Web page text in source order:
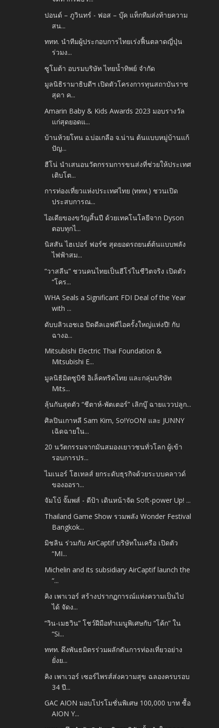
ปอนด์ – ภูวินทร์ - ฟอส – บุ๊ค แท็กทีมส่งท้ายความ
สน...
ททท. นำทีมผู้ประกอบการไทยเร่งฟื้นตลาดญี่ปุ่น
ร่วมง...
ซูโมต้า อบรมบริษัท ไทยน้ำทิพย์ จำกัด
มูลนิธิรามาธิบดีฯ เปิดตัวโครงการทุนสถาบันราช
สุดา ค...
Amarin Baby & Kids Awards 2023 มอบรางวัล
แก่สุดยอดแ...
บ้านห้วยโทน อ.บ่อเกลือ จ.น่าน ต้นแบบหมู่บ้านแก้
ปัญ...
ฮีโน่ นำเสนอนวัตกรรมการขนส่งที่ช่วยให้ประเทศ
เติบโต...
การท่องเที่ยวแห่งประเทศไทย (ททท.) ชวนเปิด
ประสบการณ...
ไอเดียของขวัญสิ้นปี ด้วยเทคโนโลยีจาก Dyson
ตอบทุกไ...
นิสสัน ไฮเปอร์ ฟอร์ซ สุดยอดรถยนต์ต้นแบบพลัง
ไฟฟ้าสม...
“วาสลีน” ชวนคนไทยเป็นฮีโร่ในชีวิตจริง เปิดตัว
“โคร...
WHA Seals a Significant FDI Deal of the Year
with ...
ดับบลิวเอชเอ ปิดดีลเอฟดีไอครั้งใหญ่แห่งปี! กับ
ฉางอ...
Mitsubishi Electric Thai Foundation &
Mitsubishi E...
มูลนิธิมิตซูบิชิ อิเล็คทริคไทย และกลุ่มบริษัท
Mits...
ลุ้นกันสุดตัว “ชีตาห์-พัตเตอร์” เลิกบู๊ ฉายแววปลูก...
ศิลปินเกาหลี Sam Kim, So!YoON! และ JUNNY
เฉิดฉายใน...
20 นวัตกรรมจากมันสมองเยาวชนทั่วโลก ผู้เข้า
รอบการปร...
ไมเนอร์ โฮเทลส์ ยกระดับธุรกิจด้วยระบบคลาวด์
ของออรา...
จัมโบ้ จั๊มพส์ - ดีป้า เดินหน้าจัด Soft-power Up! ...
Thailand Game Show รวมพลัง Wonder Festival
Bangkok...
มิชลิน ร่วมกับ AirCaptif บริษัทในเครือ เปิดตัว
“MI...
Michelin and its subsidiary AirCaptif launch the
“...
คิง เพาเวอร์ สร้างปรากฏการณ์แห่งความเป็นไป
ได้ จัดง...
“วิน-เมธวิน” โชว์ฝีมือทำเมนูพิเศษกับ “โค้ก” ใน
“Si...
ททท. ดึงพันธมิตรร่วมผลักดันการท่องเที่ยวอย่าง
ยั่งย...
คิง เพาเวอร์ เซอร์ไพรส์ส่งความสุข ฉลองครบรอบ
34 ปี...
GAC AION มอบโปรโมชั่นพิเศษ 100,000 บาท ซื้อ
AION Y...